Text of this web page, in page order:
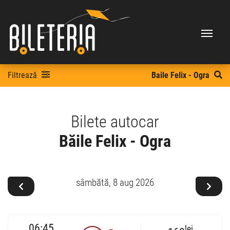
Filtrează Baile Felix - Ogra
Bilete autocar
Băile Felix - Ogra
sâmbătă, 8 aug 2026